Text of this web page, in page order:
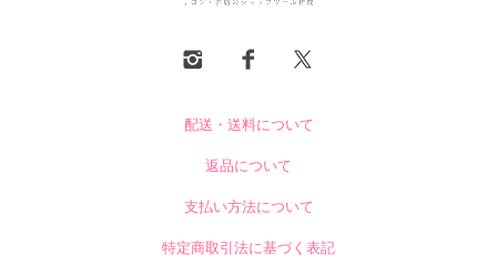
配送・送料について
返品について
支払い方法について
特定商取引法に基づく表記